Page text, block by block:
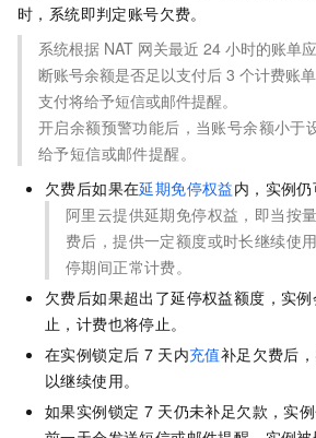
时，系统即判定账号欠费。
系统根据 NAT 网关最近 24 小时的账单
断账号余额是否足以支付后 3 个计费账
支付将给予短信或邮件提醒。
开启余额预警功能后，当账号余额小于
给予短信或邮件提醒。
欠费后如果在延期免停权益内，实例仍
阿里云提供延期免停权益，即当按
费后，提供一定额度或时长继续使
停期间正常计费。
欠费后如果超出了延停权益额度，实
止，计费也将停止。
在实例锁定后 7 天内充值补足欠费后
以继续使用。
如果实例锁定 7 天仍未补足欠款，实